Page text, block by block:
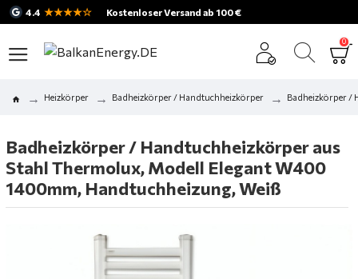
4.4 ★★★★☆ Kostenloser Versand ab 100 €
0
Heizkörper Badheizkörper / Handtuchheizkörper Badheizkörper /
Badheizkörper / Handtuchheizkörper aus
Stahl Thermolux, Modell Elegant W400
1400mm, Handtuchheizung, Weiß